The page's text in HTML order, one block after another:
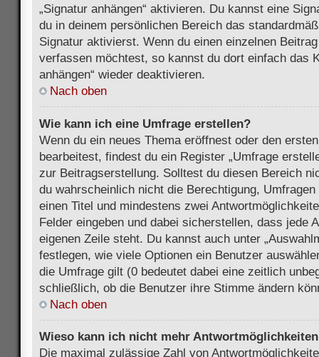
„Signatur anhängen“ aktivieren. Du kannst eine
du in deinem persönlichen Bereich das
Signatur aktivierst. Wenn du einen einzelnen
verfassen möchtest, so kannst du dort einfach das
anhängen“ wieder deaktivieren.
Nach oben
Wie kann ich eine Umfrage erstellen?
Wenn du ein neues Thema eröffnest oder den
bearbeitest, findest du ein Register „Umfrage
zur Beitragserstellung. Solltest du diesen Bereich
du wahrscheinlich nicht die Berechtigung,
einen Titel und mindestens zwei
Felder eingeben und dabei sicherstellen, dass jede
eigenen Zeile steht. Du kannst auch unter
festlegen, wie viele Optionen ein Benutzer
die Umfrage gilt (0 bedeutet dabei eine zeitlich
schließlich, ob die Benutzer ihre Stimme ändern
Nach oben
Wieso kann ich nicht mehr
Die maximal zulässige Zahl von